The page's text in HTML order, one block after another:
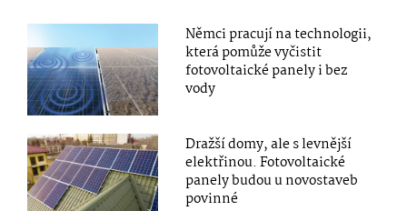
Němci pracují na technologii,
která pomůže vyčistit
fotovoltaické panely i bez
vody
Dražší domy, ale s levnější
elektřinou. Fotovoltaické
panely budou u novostaveb
povinné